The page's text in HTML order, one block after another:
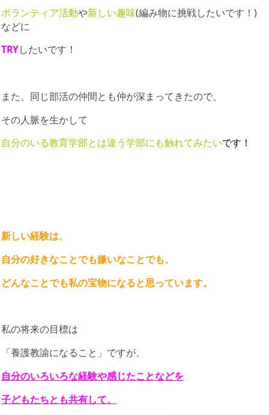
ボランティア活動や新しい趣味(編み物に挑戦したいです！)
などに
TRYしたいです！
また、同じ部活の仲間とも仲が深まってきたので、
その人脈を生かして
自分のいる教育学部とは違う学部にも触れてみたいです！
新しい経験は、
自分の好きなことでも嫌いなことでも、
どんなことでも私の宝物になると思っています。
私の将来の目標は
「養護教諭になること」ですが、
自分のいろいろな経験や感じたことなどを
子どもたちとも共有して、